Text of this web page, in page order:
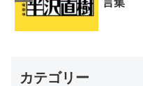
言集
カテゴリー